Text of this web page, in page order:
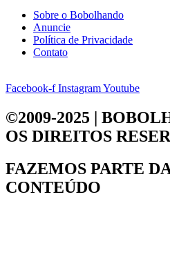
Sobre o Bobolhando
Anuncie
Política de Privacidade
Contato
Facebook-f InstagramYoutube
©2009-2025 |
OS DIREITOS
FAZEMOS PARTE
CONTEÚDO